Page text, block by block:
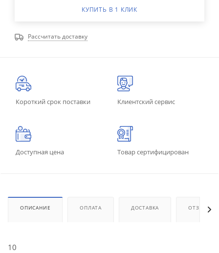
КУПИТЬ В 1 КЛИК
Рассчитать доставку
Короткий срок поставки Клиентский сервис
Доступная цена Товар сертифицирован
ОПИСАНИЕ ОПЛАТА ДОСТАВКА ОТЗЫВЫ
10